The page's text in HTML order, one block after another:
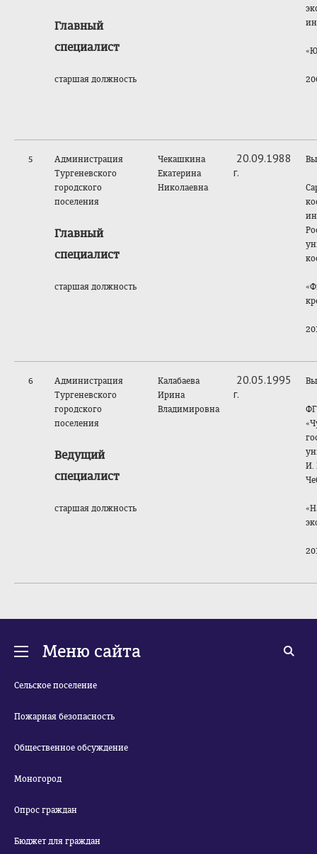
Главный
специалист
старшая должность
5
Администрация
Тургеневского
городского
поселения
Главный
специалист
старшая должность
Чекашкина
Екатерина
Николаевна
20.09.1988
г.
6
Администрация
Тургеневского
городского
поселения
Ведущий
специалист
старшая должность
Калабаева
Ирина
Владимировна
20.05.1995
г.
И.
Меню сайта
Сельское поселение
Пожарная безопасность
Общественное обсуждение
Моногород
Опрос граждан
Бюджет для граждан